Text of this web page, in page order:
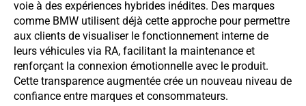
voie à des expériences hybrides inédites. Des marques
comme BMW utilisent déjà cette approche pour permettre
aux clients de visualiser le fonctionnement interne de
leurs véhicules via RA, facilitant la maintenance et
renforçant la connexion émotionnelle avec le produit.
Cette transparence augmentée crée un nouveau niveau de
confiance entre marques et consommateurs.